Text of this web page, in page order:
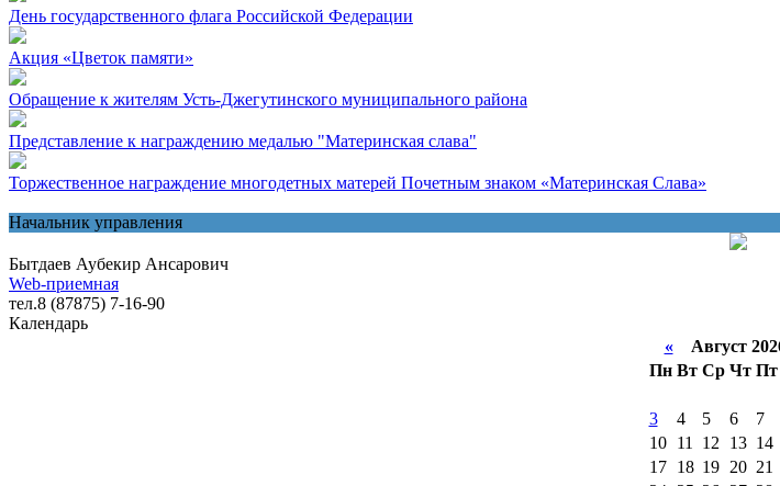
День государственного флага Российской Федерации
Акция «Цветок памяти»
Обращение к жителям Усть-Джегутинского муниципального района
Представление к награждению медалью "Материнская слава"
Торжественное награждение многодетных матерей Почетным знаком «Материнская Слава»
Начальник управления
Бытдаев Аубекир Ансарович
Web-приемная
тел.8 (87875) 7-16-90
Календарь
«Август
Пн Вт Ср Чт Пт
3
4 5 6 7
10
11 12 13 14
17
18 19 20 21